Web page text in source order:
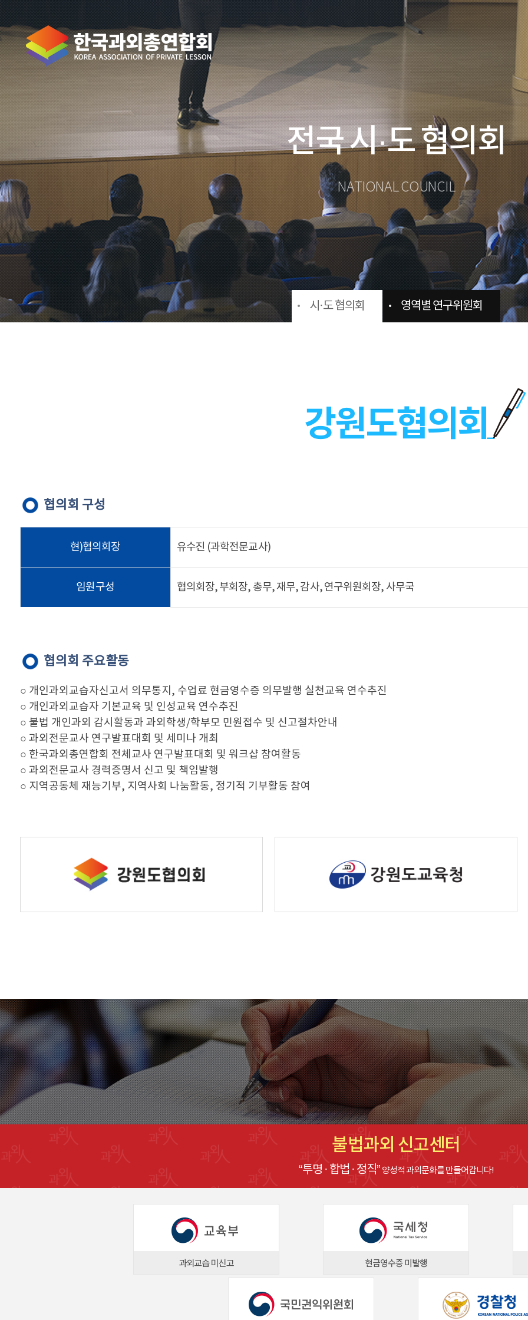
전국 시·도 협의회
NATIONAL COUNCIL
시·도 협의회 영역별 연구위원회
강원도협의회
협의회 구성
현)협의회장 유수진 (과학전문교사)
임원구성 협의회장, 부회장, 총무, 재무, 감사, 연구위원회장, 사무국
협의회 주요활동
○ 개인과외교습자신고서 의무통지, 수업료 현금영수증 의무발행 실천교육 연수추진
○ 개인과외교습자 기본교육 및 인성교육 연수추진
○ 불법 개인과외 감시활동과 과외학생/학부모 민원접수 및 신고절차안내
○ 과외전문교사 연구발표대회 및 세미나 개최
○ 한국과외총연합회 전체교사 연구발표대회 및 워크샵 참여활동
○ 과외전문교사 경력증명서 신고 및 책임발행
○ 지역공동체 재능기부, 지역사회 나눔활동, 정기적 기부활동 참여
불법과외 신고센터
“투명 · 합법 · 정직” 양성적 과외문화를 만들어갑니다!